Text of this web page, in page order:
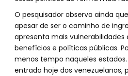
O pesquisador observa ainda
apesar de ser o caminho de
apresenta mais vulnerabilidades
benefícios e políticas públicas.
menos tempo naqueles estados.
entrada hoje dos venezuelanos,